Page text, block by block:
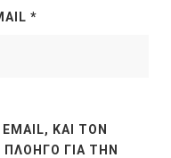
*
ΚΑΙ ΤΟΝ
ΓΙΑ ΤΗΝ